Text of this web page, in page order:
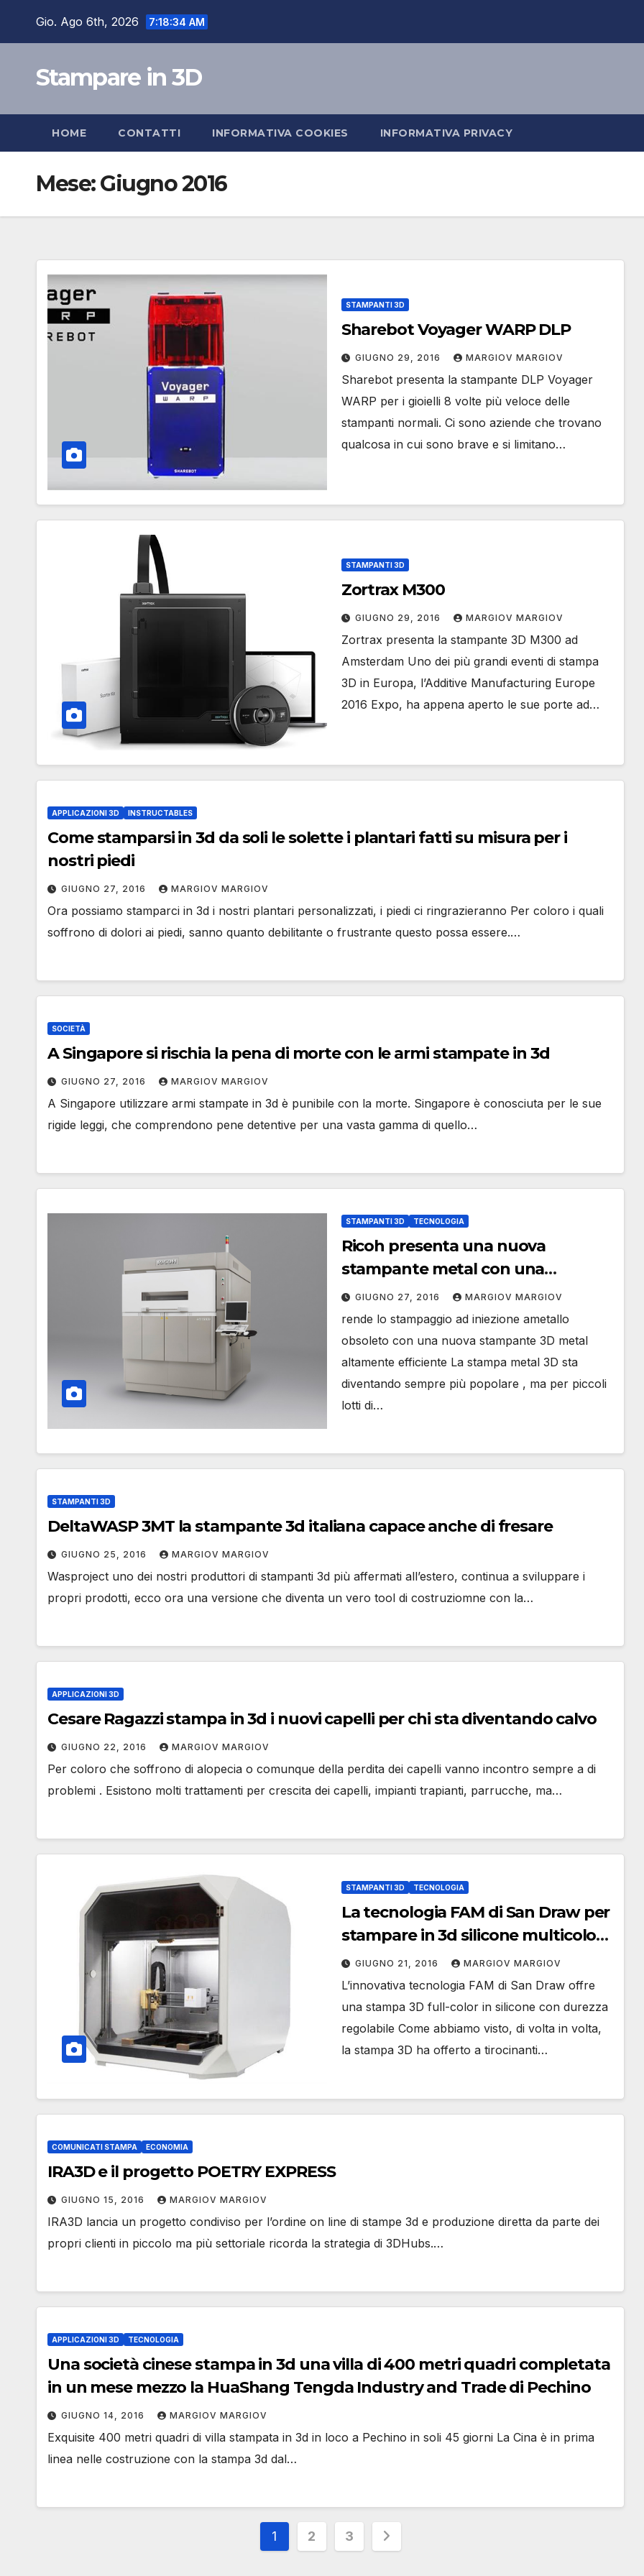
Gio. Ago 6th, 2026 7:18:35 AM
Stampare in 3D
HOME CONTATTI INFORMATIVA COOKIES INFORMATIVA PRIVACY
Mese:Giugno 2016
STAMPANTI 3D
Sharebot Voyager WARP DLP
GIUGNO 29, 2016 MARGIOV MARGIOV
Sharebot presenta la stampante DLP Voyager
WARP per i gioielli 8 volte più veloce delle
stampanti normali. Ci sono aziende che trovano
qualcosa in cui sono brave e si limitano…
STAMPANTI 3D
Zortrax M300
GIUGNO 29, 2016 MARGIOV MARGIOV
Zortrax presenta la stampante 3D M300 ad
Amsterdam Uno dei più grandi eventi di stampa
3D in Europa, l’Additive Manufacturing Europe
2016 Expo, ha appena aperto le sue porte ad…
APPLICAZIONI 3D INSTRUCTABLES
Come stamparsi in 3d da soli le solette i plantari fatti su misura per i
nostri piedi
GIUGNO 27, 2016 MARGIOV MARGIOV
Ora possiamo stamparci in 3d i nostri plantari personalizzati, i piedi ci ringrazieranno Per coloro i quali
soffrono di dolori ai piedi, sanno quanto debilitante o frustrante questo possa essere.…
SOCIETÀ
A Singapore si rischia la pena di morte con le armi stampate in 3d
GIUGNO 27, 2016 MARGIOV MARGIOV
A Singapore utilizzare armi stampate in 3d è punibile con la morte. Singapore è conosciuta per le sue
rigide leggi, che comprendono pene detentive per una vasta gamma di quello…
STAMPANTI 3D TECNOLOGIA
Ricoh presenta una nuova
stampante metal con una
tecnologia che fa concorrenza alla
stampa ad iniezione
GIUGNO 27, 2016 MARGIOV MARGIOV
rende lo stampaggio ad iniezione ametallo
obsoleto con una nuova stampante 3D metal
altamente efficiente La stampa metal 3D sta
diventando sempre più popolare , ma per piccoli
lotti di…
STAMPANTI 3D
DeltaWASP 3MT la stampante 3d italiana capace anche di fresare
GIUGNO 25, 2016 MARGIOV MARGIOV
Wasproject uno dei nostri produttori di stampanti 3d più affermati all’estero, continua a sviluppare i
propri prodotti, ecco ora una versione che diventa un vero tool di costruziomne con la…
APPLICAZIONI 3D
Cesare Ragazzi stampa in 3d i nuovi capelli per chi sta diventando calvo
GIUGNO 22, 2016 MARGIOV MARGIOV
Per coloro che soffrono di alopecia o comunque della perdita dei capelli vanno incontro sempre a di
problemi . Esistono molti trattamenti per crescita dei capelli, impianti trapianti, parrucche, ma…
STAMPANTI 3D TECNOLOGIA
La tecnologia FAM di San Draw per
stampare in 3d silicone multicolore
e con diversi gradi di durezza
GIUGNO 21, 2016 MARGIOV MARGIOV
L’innovativa tecnologia FAM di San Draw offre
una stampa 3D full-color in silicone con durezza
regolabile Come abbiamo visto, di volta in volta,
la stampa 3D ha offerto a tirocinanti…
COMUNICATI STAMPA ECONOMIA
IRA3D e il progetto POETRY EXPRESS
GIUGNO 15, 2016 MARGIOV MARGIOV
IRA3D lancia un progetto condiviso per l’ordine on line di stampe 3d e produzione diretta da parte dei
propri clienti in piccolo ma più settoriale ricorda la strategia di 3DHubs.…
APPLICAZIONI 3D TECNOLOGIA
Una società cinese stampa in 3d una villa di 400 metri quadri completata
in un mese mezzo la HuaShang Tengda Industry and Trade di Pechino
GIUGNO 14, 2016 MARGIOV MARGIOV
Exquisite 400 metri quadri di villa stampata in 3d in loco a Pechino in soli 45 giorni La Cina è in prima
linea nelle costruzione con la stampa 3d dal…
Paginazione
1 2 3